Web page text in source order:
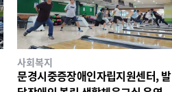
사회복지
문경시중증장애인자립지원센터, 발